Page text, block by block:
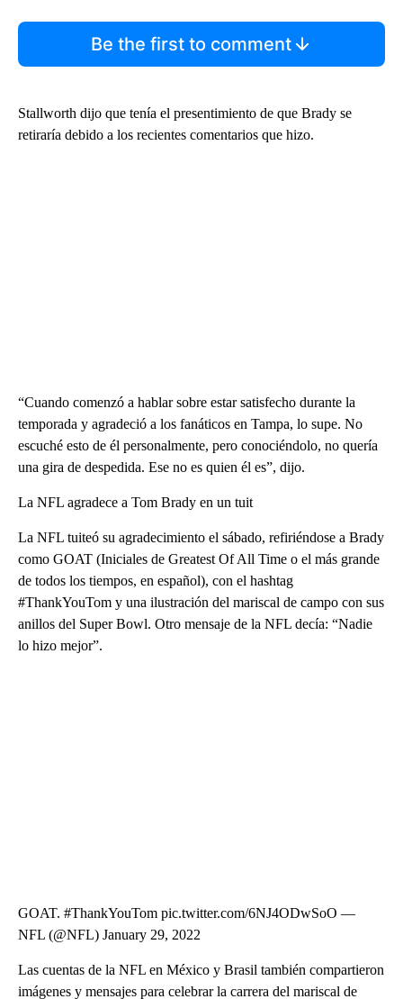
Be the first to comment
Stallworth dijo que tenía el presentimiento de que Brady se
retiraría debido a los recientes comentarios que hizo.
“Cuando comenzó a hablar sobre estar satisfecho durante la
temporada y agradeció a los fanáticos en Tampa, lo supe. No
escuché esto de él personalmente, pero conociéndolo, no quería
una gira de despedida. Ese no es quien él es”, dijo.
La NFL agradece a Tom Brady en un tuit
La NFL tuiteó su agradecimiento el sábado, refiriéndose a Brady
como GOAT (Iniciales de Greatest Of All Time o el más grande
de todos los tiempos, en español), con el hashtag
#ThankYouTom y una ilustración del mariscal de campo con sus
anillos del Super Bowl. Otro mensaje de la NFL decía: “Nadie
lo hizo mejor”.
GOAT. #ThankYouTom pic.twitter.com/6NJ4ODwSoO —
NFL (@NFL) January 29, 2022
Las cuentas de la NFL en México y Brasil también compartieron
imágenes y mensajes para celebrar la carrera del mariscal de